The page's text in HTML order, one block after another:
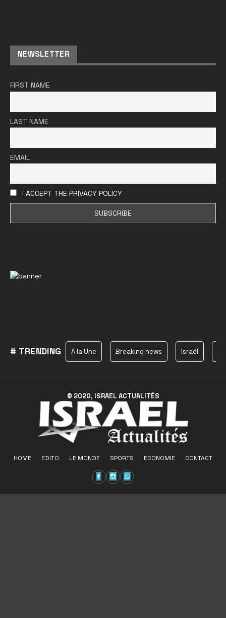
NEWSLETTER
FIRST NAME
LAST NAME
EMAIL
I ACCEPT THE PRIVACY POLICY
# TRENDING A la Une Breaking news Israël
© 2020, ISRAEL ACTUALITÉS
HOME EDITO LE MONDE SPORTS ECONOMIE CONTACT